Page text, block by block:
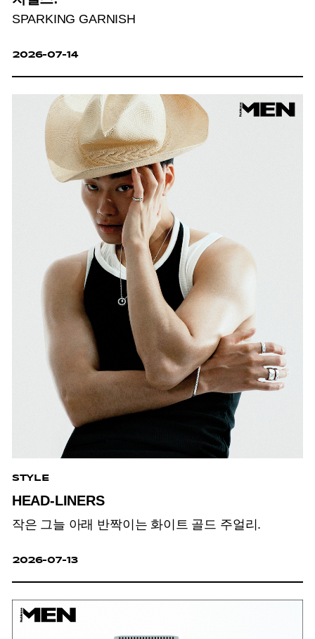
SPARKING GARNISH
2026-07-14
STYLE
HEAD-LINERS
작은 그늘 아래 반짝이는 화이트 골드 주얼리.
2026-07-13